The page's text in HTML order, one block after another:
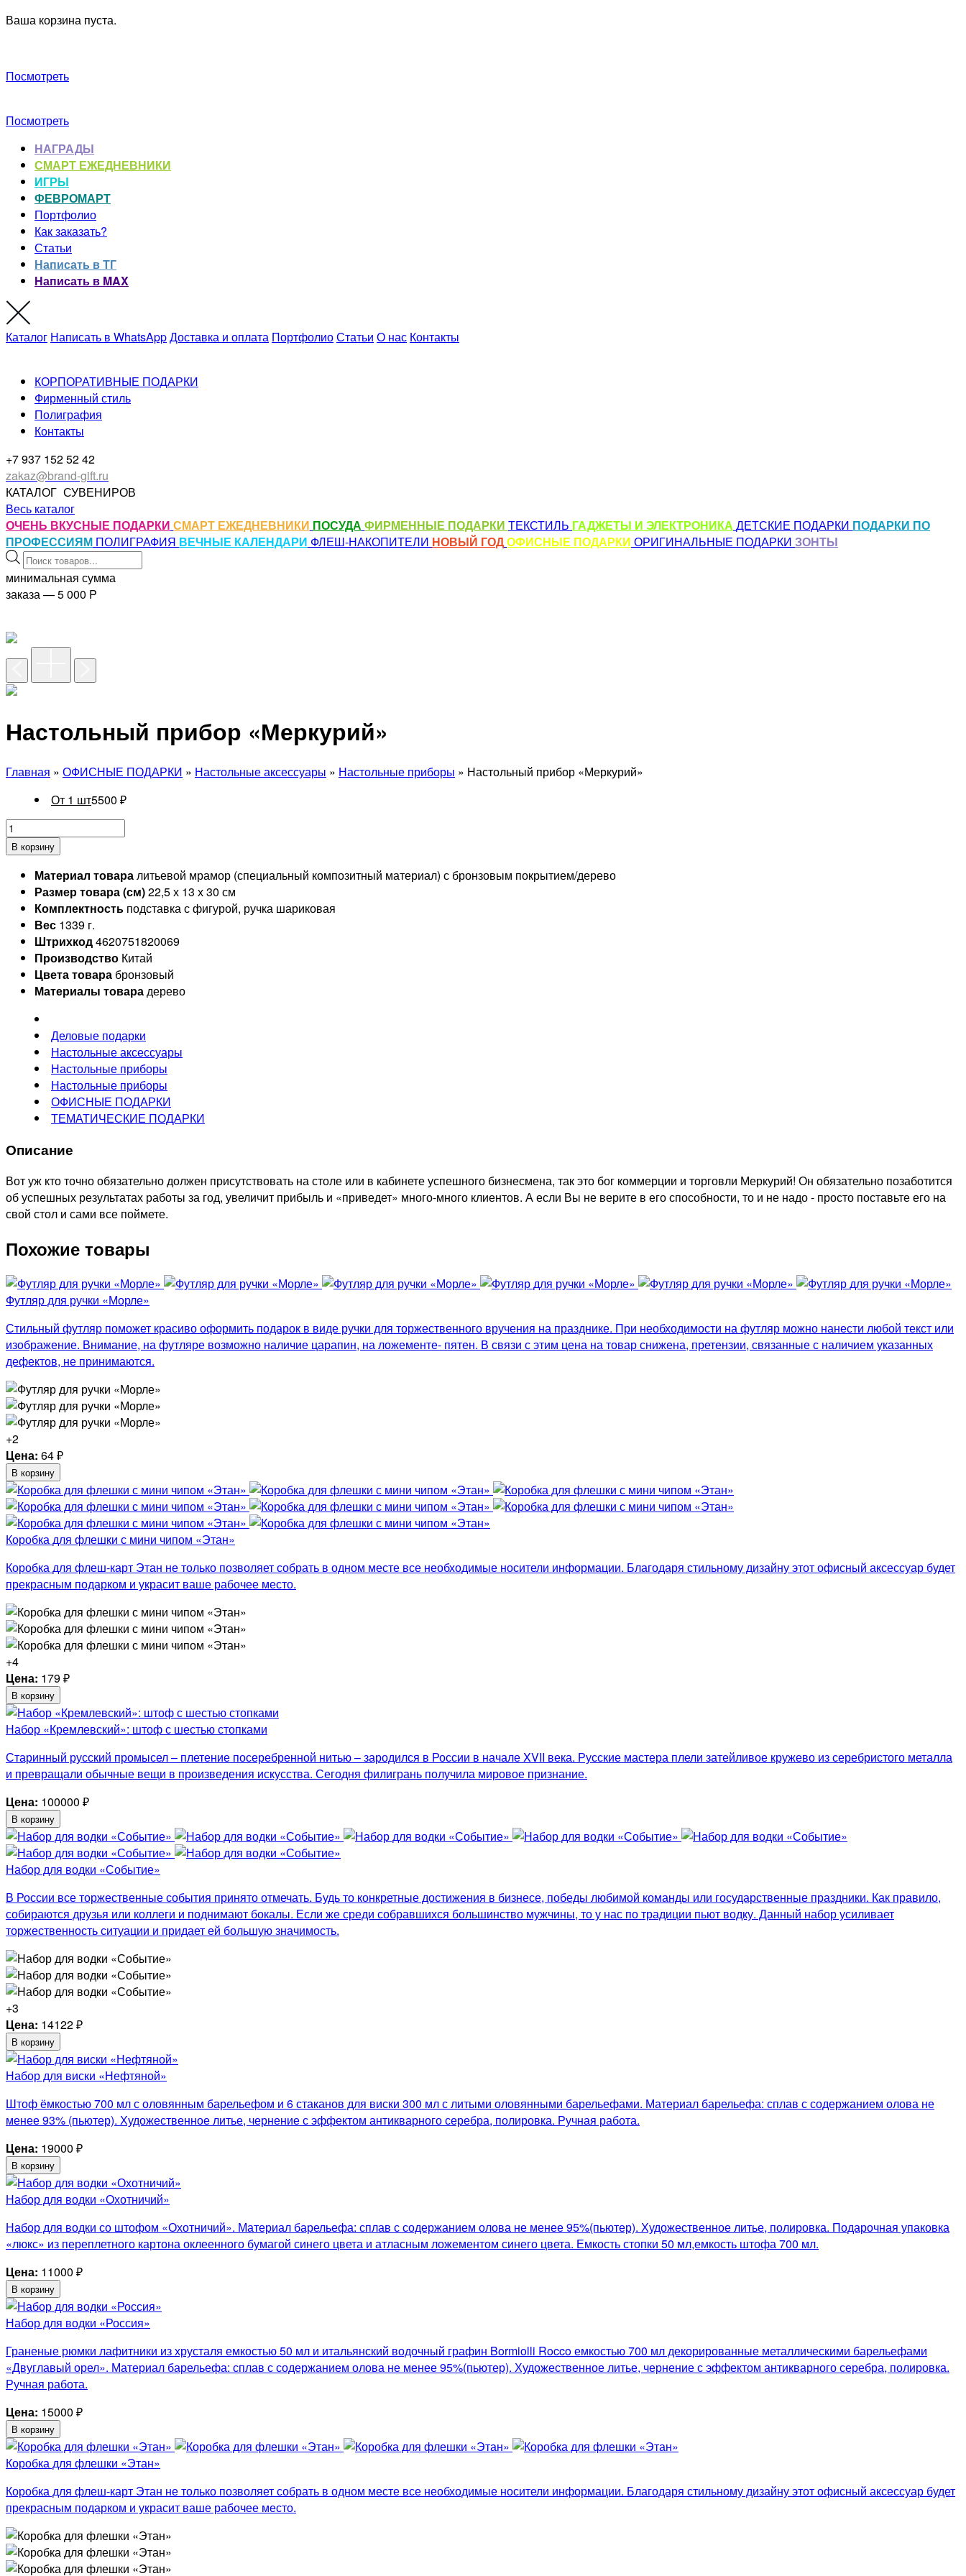
Ваша корзина пуста.
Посмотреть
Посмотреть
НАГРАДЫ
СМАРТ ЕЖЕДНЕВНИКИ
ИГРЫ
ФЕВРОМАРТ
Портфолио
Как заказать?
Статьи
Написать в ТГ
Написать в MAX
Каталог Написать в WhatsAppДоставка и оплата ПортфолиоСтатьи О нас Контакты
КОРПОРАТИВНЫЕ ПОДАРКИ
Фирменный стиль
Полиграфия
Контакты
+7 937 152 52 42
zakaz@brand-gift.ru
КАТАЛОГ СУВЕНИРОВ
Весь каталог
ОЧЕНЬ ВКУСНЫЕ ПОДАРКИ СМАРТ ЕЖЕДНЕВНИКИ ПОСУДА ФИРМЕННЫЕ ПОДАРКИ ТЕКСТИЛЬ ГАДЖЕТЫ И ЭЛЕКТРОНИКА ДЕТСКИЕ ПОДАРКИ ПОДАРКИ ПО
ПРОФЕССИЯМ ПОЛИГРАФИЯ ВЕЧНЫЕ КАЛЕНДАРИ ФЛЕШ-НАКОПИТЕЛИ НОВЫЙ ГОДОФИСНЫЕ ПОДАРКИ ОРИГИНАЛЬНЫЕ ПОДАРКИ ЗОНТЫ
Поиск
товаров
минимальная сумма
заказа — 5 000 P
Настольный прибор «Меркурий»
Главная » ОФИСНЫЕ ПОДАРКИ » Настольные аксессуары » Настольные приборы » Настольный прибор «Меркурий»
От 1 шт5500 ₽
В корзину
Материал товаралитьевой мрамор (специальный композитный материал) с бронзовым покрытием/дерево
Размер товара (см)22,5 х 13 х 30 см
Комплектность подставка с фигурой, ручка шариковая
Вес 1339 г.
Штрихкод4620751820069
Производство Китай
Цвета товара бронзовый
Материалы товарадерево
Деловые подарки
Настольные аксессуары
Настольные приборы
Настольные приборы
ОФИСНЫЕ ПОДАРКИ
ТЕМАТИЧЕСКИЕ ПОДАРКИ
Описание
Вот уж кто точно обязательно должен присутствовать на столе или в кабинете успешного бизнесмена, так это бог коммерции и торговли Меркурий! Он обязательно позаботится
об успешных результатах работы за год, увеличит прибыль и «приведет» много-много клиентов. А если Вы не верите в его способности, то и не надо - просто поставьте его на
свой стол и сами все поймете.
Похожие товары
Футляр для ручки «Морле»
Стильный футляр поможет красиво оформить подарок в виде ручки для торжественного вручения на празднике. При необходимости на футляр можно нанести любой текст или
изображение. Внимание, на футляре возможно наличие царапин, на ложементе- пятен. В связи с этим цена на товар снижена, претензии, связанные с наличием указанных
дефектов, не принимаются.
+2
Цена: 64₽
В корзину
Коробка для флешки с мини чипом «Этан»
Коробка для флеш-карт Этан не только позволяет собрать в одном месте все необходимые носители информации. Благодаря стильному дизайну этот офисный аксессуар будет
прекрасным подарком и украсит ваше рабочее место.
+4
Цена: 179₽
В корзину
Набор «Кремлевский»: штоф с шестью стопками
Старинный русский промысел – плетение посеребренной нитью – зародился в России в начале XVII века. Русские мастера плели затейливое кружево из серебристого металла
и превращали обычные вещи в произведения искусства. Сегодня филигрань получила мировое признание.
Цена: 100000 ₽
В корзину
Набор для водки «Событие»
В России все торжественные события принято отмечать. Будь то конкретные достижения в бизнесе, победы любимой команды или государственные праздники. Как правило,
собираются друзья или коллеги и поднимают бокалы. Если же среди собравшихся большинство мужчины, то у нас по традиции пьют водку. Данный набор усиливает
торжественность ситуации и придает ей большую значимость.
+3
Цена: 14122₽
В корзину
Набор для виски «Нефтяной»
Штоф ёмкостью 700 мл с оловянным барельефом и 6 стаканов для виски 300 мл с литыми оловянными барельефами. Материал барельефа: сплав с содержанием олова не
менее 93% (пьютер). Художественное литье, чернение с эффектом антикварного серебра, полировка. Ручная работа.
Цена: 19000 ₽
В корзину
Набор для водки «Охотничий»
Набор для водки со штофом «Охотничий». Материал барельефа: сплав с содержанием олова не менее 95%(пьютер). Художественное литье, полировка. Подарочная упаковка
«люкс» из переплетного картона оклеенного бумагой синего цвета и атласным ложементом синего цвета. Емкость стопки 50 мл,емкость штофа 700 мл.
Цена: 11000 ₽
В корзину
Набор для водки «Россия»
Граненые рюмки лафитники из хрусталя емкостью 50 мл и итальянский водочный графин Bormiolli Rocco емкостью 700 мл декорированные металлическими барельефами
«Двуглавый орел». Материал барельефа: сплав с содержанием олова не менее 95%(пьютер). Художественное литье, чернение с эффектом антикварного серебра, полировка.
Ручная работа.
Цена: 15000 ₽
В корзину
Коробка для флешки «Этан»
Коробка для флеш-карт Этан не только позволяет собрать в одном месте все необходимые носители информации. Благодаря стильному дизайну этот офисный аксессуар будет
прекрасным подарком и украсит ваше рабочее место.